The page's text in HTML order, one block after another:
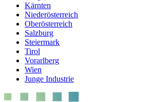
Kärnten
Niederösterreich
Oberösterreich
Salzburg
Steiermark
Tirol
Vorarlberg
Wien
Junge Industrie